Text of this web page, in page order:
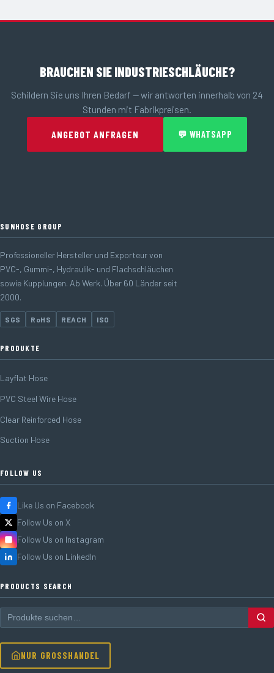
BRAUCHEN SIE INDUSTRIESCHLÄUCHE?
Schildern Sie uns Ihren Bedarf — wir antworten innerhalb von 24
Stunden mit Fabrikpreisen.
ANGEBOT ANFRAGEN 💬 WHATSAPP
SUNHOSE GROUP
Professioneller Hersteller und Exporteur von
PVC-, Gummi-, Hydraulik- und Flachschläuchen
sowie Kupplungen. Ab Werk. Über 60 Länder seit
2000.
SGS RoHS REACH ISO
PRODUKTE
Layflat Hose
PVC Steel Wire Hose
Clear Reinforced Hose
Suction Hose
FOLLOW US
Like Us on Facebook
Follow Us on X
Follow Us on Instagram
Follow Us on LinkedIn
PRODUCTS SEARCH
NUR GROSSHANDEL